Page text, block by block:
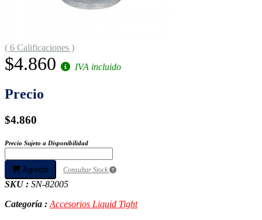
( 6 Calificaciones )
$4.860 IVA incluido
Precio
$4.860
Precio Sujeto a Disponibilidad
Agregar Consultar Stock
SKU : SN-82005
Categoría :Accesorios Liquid Tight